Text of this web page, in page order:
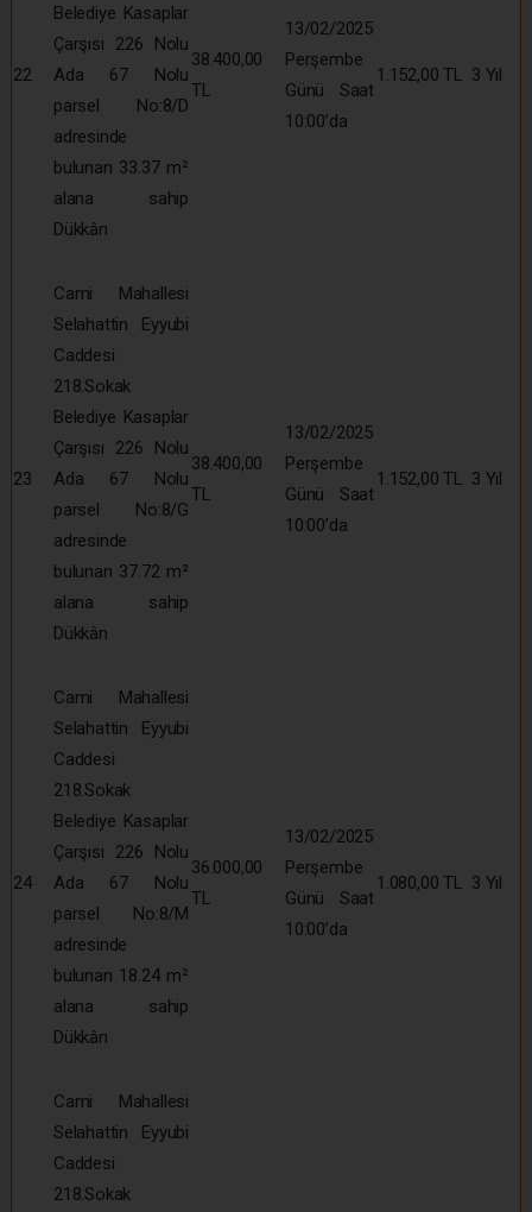
22
Belediye Kasaplar
Çarşısı 226 Nolu
Ada 67 Nolu
parsel No:8/D
adresinde
bulunan 33.37 m²
alana sahip
Dükkân
38.400,00
TL
13/02/2025
Perşembe
Günü Saat
10:00’da
1.152,00 TL 3 Yıl
23
Cami Mahallesi
Selahattin Eyyubi
Caddesi
218.Sokak
Belediye Kasaplar
Çarşısı 226 Nolu
Ada 67 Nolu
parsel No:8/G
adresinde
bulunan 37.72 m²
alana sahip
Dükkân
38.400,00
TL
13/02/2025
Perşembe
Günü Saat
10:00’da
1.152,00 TL 3 Yıl
24
Cami Mahallesi
Selahattin Eyyubi
Caddesi
218.Sokak
Belediye Kasaplar
Çarşısı 226 Nolu
Ada 67 Nolu
parsel No:8/M
adresinde
bulunan 18.24 m²
alana sahip
Dükkân
36.000,00
TL
13/02/2025
Perşembe
Günü Saat
10:00’da
1.080,00 TL 3 Yıl
Cami Mahallesi
Selahattin Eyyubi
Caddesi
218.Sokak